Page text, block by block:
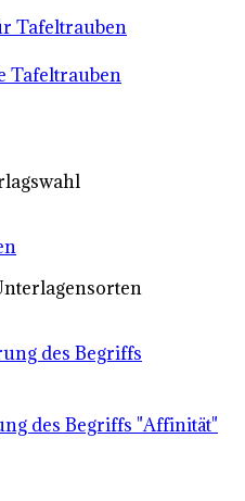
Tafeltrauben
Tafeltrauben
des Begriffs
des Begriffs "Affinität"